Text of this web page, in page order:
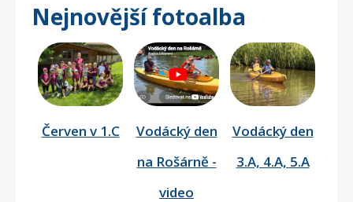
Nejnovější fotoalba
Červen v 1.C
Vodácký den
na Rošárně -
video
Vodácký den
3.A, 4.A, 5.A